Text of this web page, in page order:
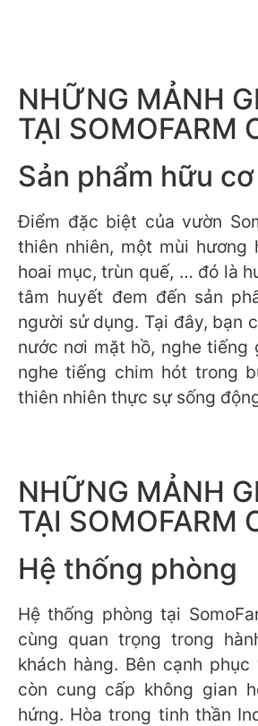
NHỮNG MẢNH
TẠI SOMOFARM
Sản phẩm hữu cơ
Điểm đặc biệt của vườn
thiên nhiên, một mùi
hoai mục, trùn quế, … đó là
tâm huyết đem đến sản
người sử dụng. Tại đây, bạn
nước nơi mặt hồ, nghe tiếng
nghe tiếng chim hót trong
thiên nhiên thực sự sống
NHỮNG MẢNH
TẠI SOMOFARM
Hệ thống phòng
Hệ thống phòng tại
cùng quan trọng trong
khách hàng. Bên cạnh
còn cung cấp không gian
hứng. Hòa trong tinh thần